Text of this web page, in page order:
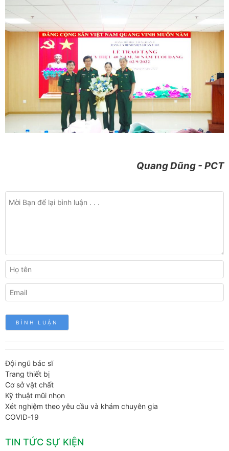
Quang Dũng - PCT
Đội ngũ bác sĩ
Trang thiết bị
Cơ sở vật chất
Kỹ thuật mũi nhọn
Xét nghiệm theo yêu cầu và khám chuyên gia
COVID-19
TIN TỨC SỰ KIỆN